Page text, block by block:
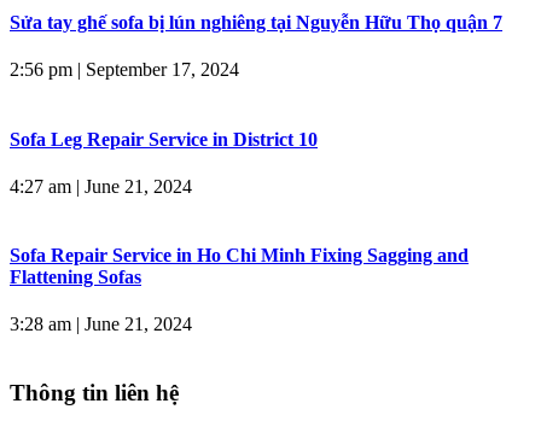
Sửa tay ghế sofa bị lún nghiêng tại Nguyễn Hữu Thọ quận 7
2:56 pm | September 17, 2024
Sofa Leg Repair Service in District 10
4:27 am | June 21, 2024
Sofa Repair Service in Ho Chi Minh Fixing Sagging and
Flattening Sofas
3:28 am | June 21, 2024
Thông tin liên hệ